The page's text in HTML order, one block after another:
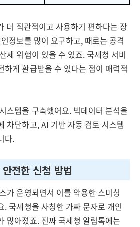
더 직관적이고 사용하기 편하다는 장
정보를 많이 요구하고, 때로는 공격
세 위험이 있을 수 있죠. 국세청 서비
하게 환급받을 수 있다는 점이 매력적
스템을 구축했어요. 빅데이터 분석을
차단하고, AI 기반 자동 검토 시스템
다.
전한 신청 방법
가 운영되면서 이를 악용한 스미싱
. 국세청을 사칭한 가짜 문자로 개인
많아졌죠. 진짜 국세청 알림톡에는